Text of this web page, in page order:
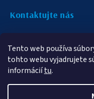
Tento web používa
tohto webu vyjadrujete
informáciítu.
Kontaktujte nás
info@elampa.sk